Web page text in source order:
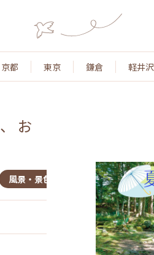
京都 東京 鎌倉 軽井沢
、 お
風景・景色 名所・旧跡